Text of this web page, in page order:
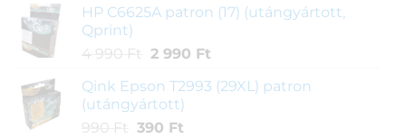
3
1
HP C6625A patron (17) (utángyártott,
Qprint)
4 990 Ft Original
was:
4
990 Ft.
2 990 FtCurrent
is:
Qink Epson T2993 (29XL) patron
(utángyártott)
990 Ft Original
390 FtCurrent